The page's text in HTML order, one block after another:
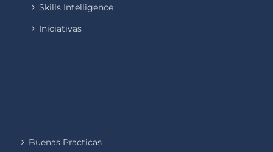
Skills Intelligence
Iniciativas
Buenas Practicas